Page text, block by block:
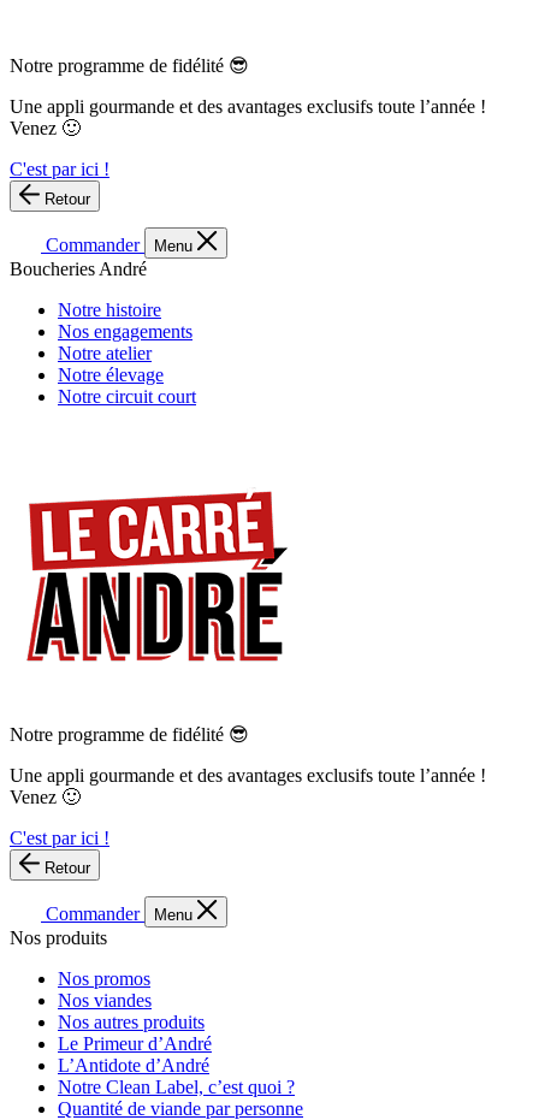
Notre programme de fidélité 😎
Une appli gourmande et des avantages exclusifs toute l’année !
Venez 🙂
C'est par ici !
Retour
Commander Menu
Boucheries André
Notre histoire
Nos engagements
Notre atelier
Notre élevage
Notre circuit court
Notre programme de fidélité 😎
Une appli gourmande et des avantages exclusifs toute l’année !
Venez 🙂
C'est par ici !
Retour
Commander Menu
Nos produits
Nos promos
Nos viandes
Nos autres produits
Le Primeur d’André
L’Antidote d’André
Notre Clean Label, c’est quoi ?
Quantité de viande par personne